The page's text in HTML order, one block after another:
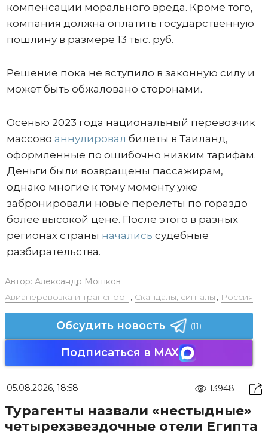
компенсации морального вреда. Кроме того,
компания должна оплатить государственную
пошлину в размере 13 тыс. руб.
Решение пока не вступило в законную силу и
может быть обжаловано сторонами.
Осенью 2023 года национальный перевозчик
массово аннулировал билеты в Таиланд,
оформленные по ошибочно низким тарифам.
Деньги были возвращены пассажирам,
однако многие к тому моменту уже
забронировали новые перелеты по гораздо
более высокой цене. После этого в разных
регионах страны начались судебные
разбирательства.
Автор: Александр Мошков
Авиаперевозка и транспорт, Скандалы, сигналы , Россия
Обсудить новость (11)
Подписаться в MAX
05.08.2026, 18:58 13948
Турагенты назвали «нестыдные»
четырехзвездочные отели Египта